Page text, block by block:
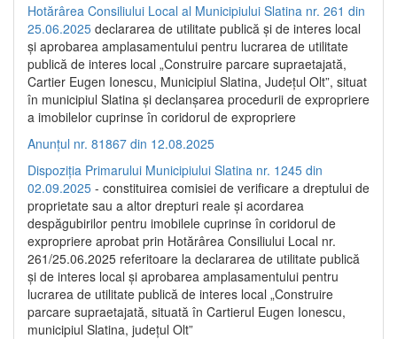
Hotărârea Consiliului Local al Municipiului Slatina nr. 261 din
25.06.2025 declararea de utilitate publică și de interes local
și aprobarea amplasamentului pentru lucrarea de utilitate
publică de interes local „Construire parcare supraetajată,
Cartier Eugen Ionescu, Municipiul Slatina, Județul Olt”, situat
în municipiul Slatina și declanșarea procedurii de expropriere
a imobilelor cuprinse în coridorul de expropriere
Anunțul nr. 81867 din 12.08.2025
Dispoziția Primarului Municipiului Slatina nr. 1245 din
02.09.2025 - constituirea comisiei de verificare a dreptului de
proprietate sau a altor drepturi reale și acordarea
despăgubirilor pentru imobilele cuprinse în coridorul de
expropriere aprobat prin Hotărârea Consiliului Local nr.
261/25.06.2025 referitoare la declararea de utilitate publică
și de interes local și aprobarea amplasamentului pentru
lucrarea de utilitate publică de interes local „Construire
parcare supraetajată, situată în Cartierul Eugen Ionescu,
municipiul Slatina, județul Olt”